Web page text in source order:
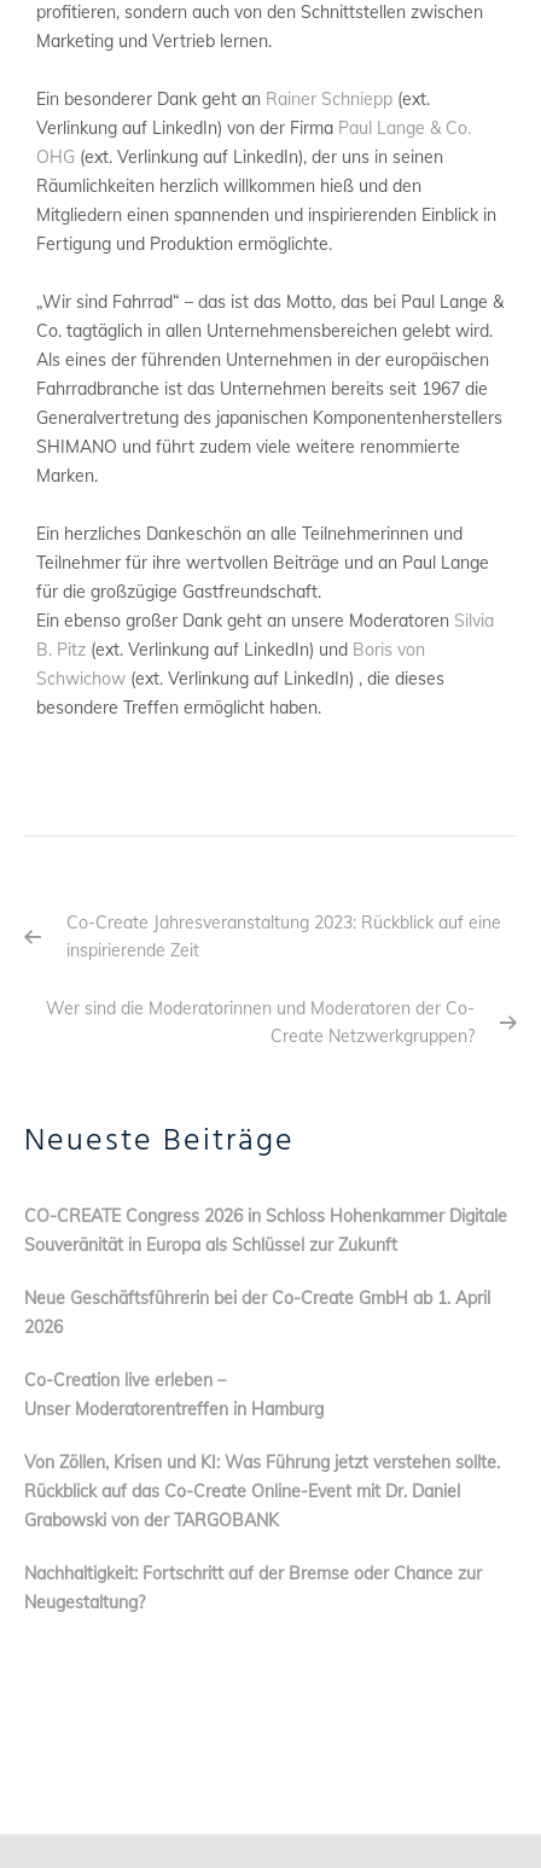
profitieren, sondern auch von den Schnittstellen zwischen
Marketing und Vertrieb lernen.
Ein besonderer Dank geht an Rainer Schniepp (ext.
Verlinkung auf LinkedIn) von der Firma Paul Lange & Co.
OHG (ext. Verlinkung auf LinkedIn), der uns in seinen
Räumlichkeiten herzlich willkommen hieß und den
Mitgliedern einen spannenden und inspirierenden Einblick in
Fertigung und Produktion ermöglichte.
„Wir sind Fahrrad“ – das ist das Motto, das bei Paul Lange &
Co. tagtäglich in allen Unternehmensbereichen gelebt wird.
Als eines der führenden Unternehmen in der europäischen
Fahrradbranche ist das Unternehmen bereits seit 1967 die
Generalvertretung des japanischen Komponentenherstellers
SHIMANO und führt zudem viele weitere renommierte
Marken.
Ein herzliches Dankeschön an alle Teilnehmerinnen und
Teilnehmer für ihre wertvollen Beiträge und an Paul Lange
für die großzügige Gastfreundschaft.
Ein ebenso großer Dank geht an unsere Moderatoren Silvia
B. Pitz (ext. Verlinkung auf LinkedIn) und Boris von
Schwichow (ext. Verlinkung auf LinkedIn) , die dieses
besondere Treffen ermöglicht haben.
Co-Create Jahresveranstaltung 2023: Rückblick auf eine
inspirierende Zeit
Wer sind die Moderatorinnen und Moderatoren der Co-
Create Netzwerkgruppen?
Neueste Beiträge
CO-CREATE Congress 2026 in Schloss Hohenkammer Digitale
Souveränität in Europa als Schlüssel zur Zukunft
Neue Geschäftsführerin bei der Co-Create GmbH ab 1. April
2026
Co-Creation live erleben –
Unser Moderatorentreffen in Hamburg
Von Zöllen, Krisen und KI: Was Führung jetzt verstehen sollte.
Rückblick auf das Co-Create Online-Event mit Dr. Daniel
Grabowski von der TARGOBANK
Nachhaltigkeit: Fortschritt auf der Bremse oder Chance zur
Neugestaltung?